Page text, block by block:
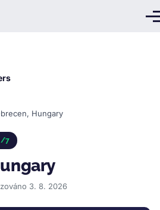
Hungary
7
3. 8. 2026